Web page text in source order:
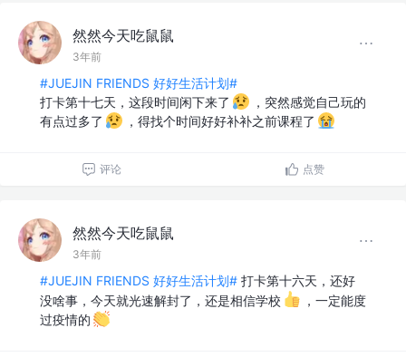
然然今天吃鼠鼠
3年前
#JUEJIN FRIENDS 好好生活计划#
打卡第十七天，这段时间闲下来了
，突然感觉自己玩的
有点过多了
，得找个时间好好补补之前课程了
评论 点赞
然然今天吃鼠鼠
3年前
#JUEJIN FRIENDS 好好生活计划# 打卡第十六天，还好
没啥事，今天就光速解封了，还是相信学校
，一定能度
过疫情的